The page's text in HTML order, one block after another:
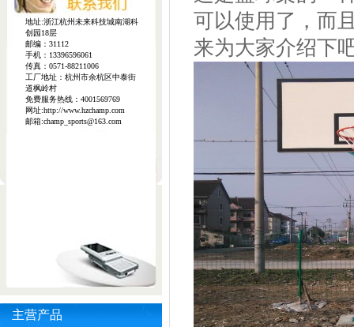
地址:浙江杭州未来科技城南湖科
创园18层
邮编：31112
手机：13396596061
传真：0571-88211006
工厂地址：杭州市余杭区中泰街
道枫岭村
免费服务热线：4001569769
网址:http://www.hzchamp.com
邮箱:champ_sports@163.com
主营产品
可以使用了，而
来为大家介绍下